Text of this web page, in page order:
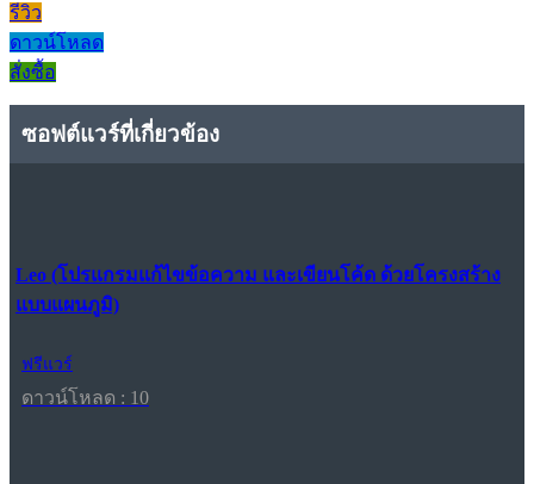
รีวิว
ดาวน์โหลด
สั่งซื้อ
ซอฟต์แวร์ที่เกี่ยวข้อง
Leo (โปรแกรมแก้ไขข้อความ และเขียนโค้ด ด้วยโครงสร้าง
แบบแผนภูมิ)
ฟรีแวร์
ดาวน์โหลด : 10